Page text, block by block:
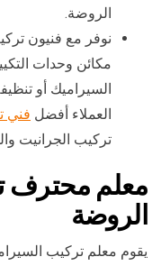
الروضة.
نوفر مع فنيون
مكائن وحدات
السيراميك أو
العملاء أفضل فني
تركيب الجرانيت
معلم محترف
الروضة
يقوم معلم تركيب